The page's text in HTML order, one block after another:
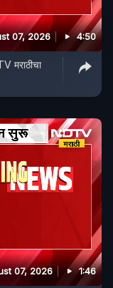
07, 2026 4:50
मराठीचा
07, 2026 1:46